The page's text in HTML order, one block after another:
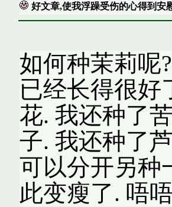
好文章,使我浮躁受伤的心得到安
如何种茉莉呢
已经长得很好
花. 我还种了
子. 我还种了
可以分开另种
此变瘦了. 唔